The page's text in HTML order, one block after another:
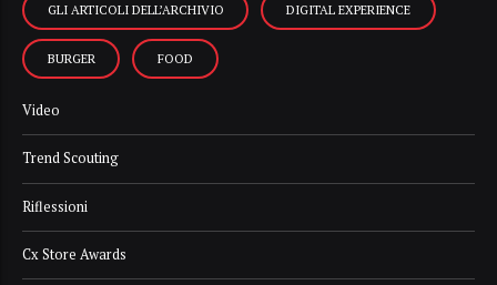
GLI ARTICOLI DELL’ARCHIVIO DIGITAL EXPERIENCE
BURGER FOOD
Video
Trend Scouting
Riflessioni
Cx Store Awards